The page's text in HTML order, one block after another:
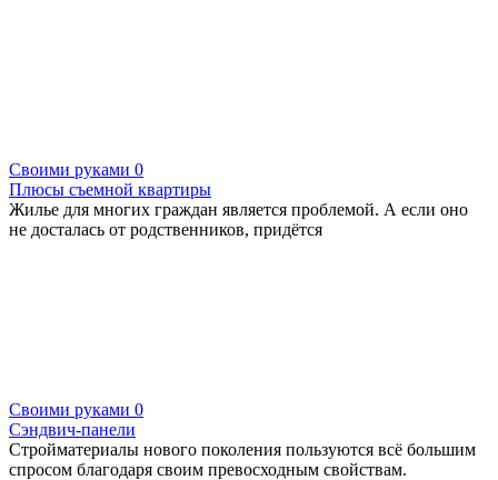
Своими руками 0
Плюсы съемной квартиры
Жилье для многих граждан является проблемой. А если оно
не досталась от родственников, придётся
Своими руками 0
Сэндвич-панели
Стройматериалы нового поколения пользуются всё большим
спросом благодаря своим превосходным свойствам.